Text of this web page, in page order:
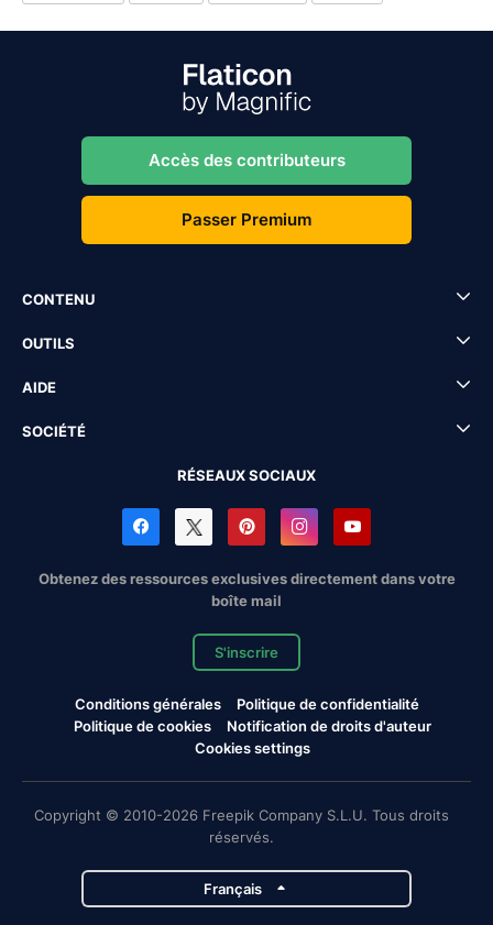
Accès des contributeurs
Passer Premium
CONTENU
OUTILS
AIDE
SOCIÉTÉ
RÉSEAUX SOCIAUX
Obtenez des ressources exclusives directement dans votre
boîte mail
S'inscrire
Conditions générales
Politique de confidentialité
Politique de cookies
Notification de droits d'auteur
Cookies settings
Copyright © 2010-2026 Freepik Company S.L.U. Tous droits
réservés.
Français